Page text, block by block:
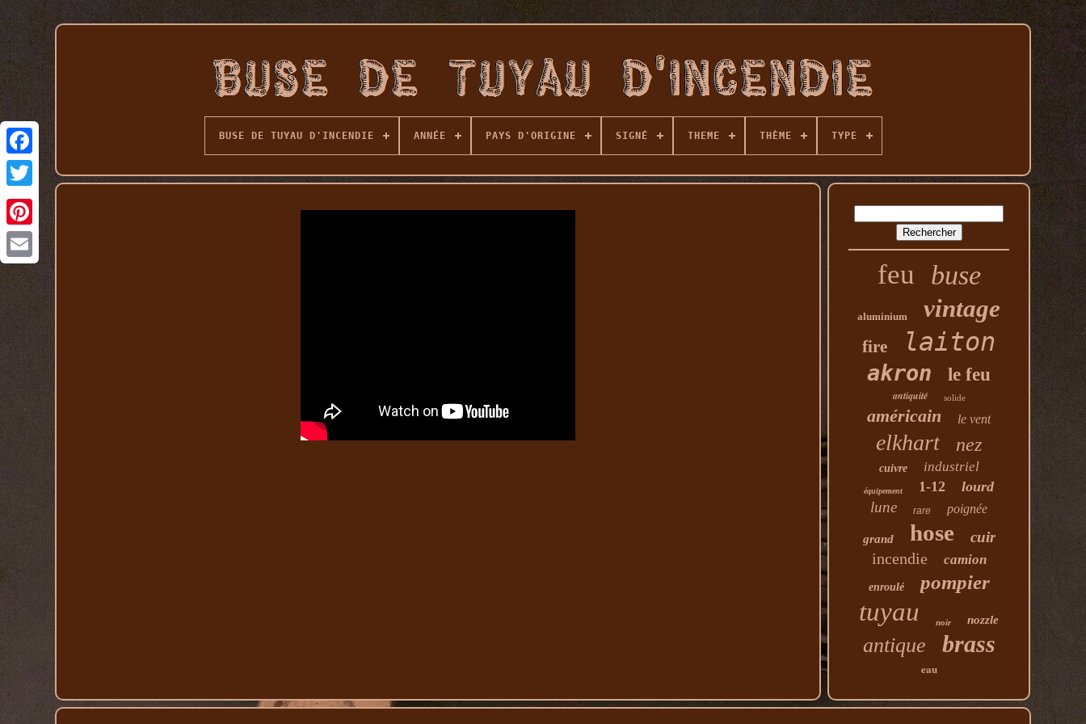
BUSE DE TUYAU D'INCENDIE ANNÉE PAYS D'ORIGINE SIGNÉ THEME THÈME TYPE
feu buse
aluminium vintage
fire laiton
akron le feu
antiquité solide
américain le vent
elkhart nez
cuivre industriel
équipement 1-12 lourd
lune rare poignée
grand hose cuir
incendie camion
enroulé pompier
tuyau noir nozzle
antique brass
eau